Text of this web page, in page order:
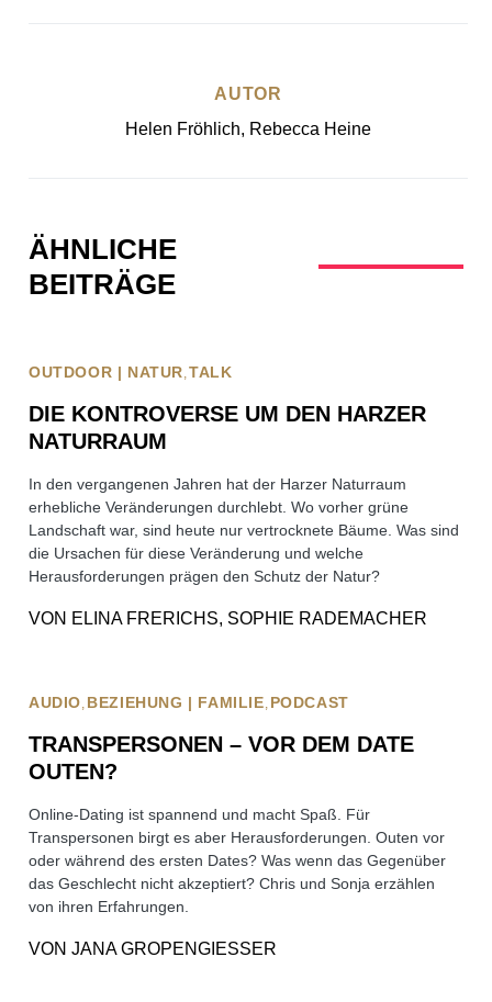
AUTOR
Helen Fröhlich, Rebecca Heine
ÄHNLICHE
BEITRÄGE
OUTDOOR | NATUR TALK
DIE KONTROVERSE UM DEN HARZER
NATURRAUM
In den vergangenen Jahren hat der Harzer Naturraum
erhebliche Veränderungen durchlebt. Wo vorher grüne
Landschaft war, sind heute nur vertrocknete Bäume. Was sind
die Ursachen für diese Veränderung und welche
Herausforderungen prägen den Schutz der Natur?
VON ELINA FRERICHS, SOPHIE RADEMACHER
AUDIO BEZIEHUNG | FAMILIE PODCAST
TRANSPERSONEN – VOR DEM DATE
OUTEN?
Online-Dating ist spannend und macht Spaß. Für
Transpersonen birgt es aber Herausforderungen. Outen vor
oder während des ersten Dates? Was wenn das Gegenüber
das Geschlecht nicht akzeptiert? Chris und Sonja erzählen
von ihren Erfahrungen.
VON JANA GROPENGIESSER